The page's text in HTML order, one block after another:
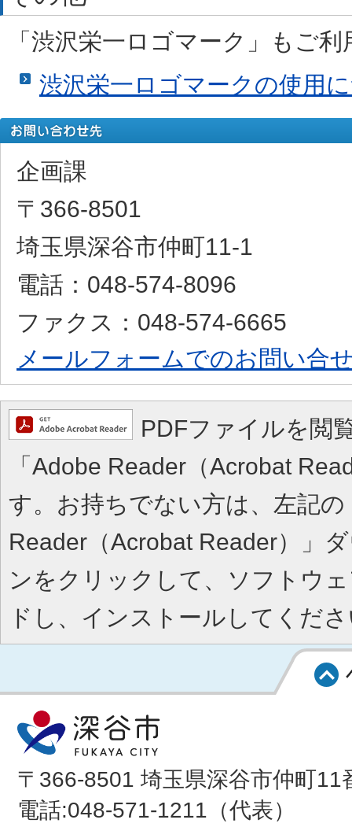
「渋沢栄一ロゴマーク」もご
渋沢栄一ロゴマークの使用
企画課
〒366-8501
埼玉県深谷市仲町11-1
電話：048-574-8096
ファクス：048-574-6665
メールフォームでのお問い合
PDFファイルを閲
「Adobe Reader（Acrobat
す。お持ちでない方は、左記の
Reader（Acrobat Reader）」
ンをクリックして、ソフトウ
ドし、インストールしてくだ
〒366-8501 埼玉県深谷市仲町11
電話:048-571-1211（代表）